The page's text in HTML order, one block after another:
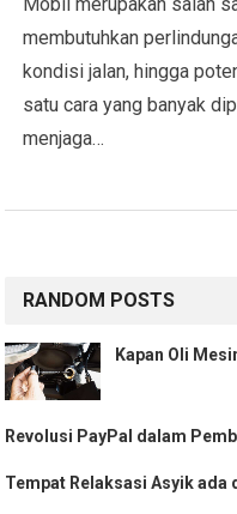
membutuhkan
kondisi jalan, hingga
satu cara yang banyak
menjaga…
RANDOM POSTS
Kapan Oli
Revolusi PayPal dalam
Tempat Relaksasi Asyik ada